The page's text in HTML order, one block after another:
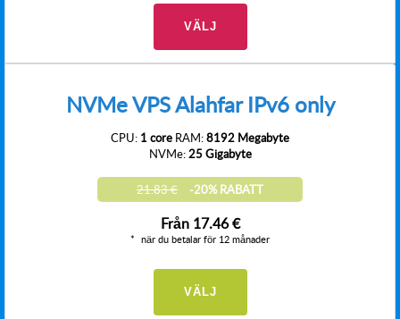
VÄLJ
NVMe VPS Alahfar IPv6 only
CPU: 1 core RAM:8192 Megabyte
NVMe:25 Gigabyte
21.83 € -20% RABATT
Från 17.46 €
när du betalar för 12 månader
VÄLJ